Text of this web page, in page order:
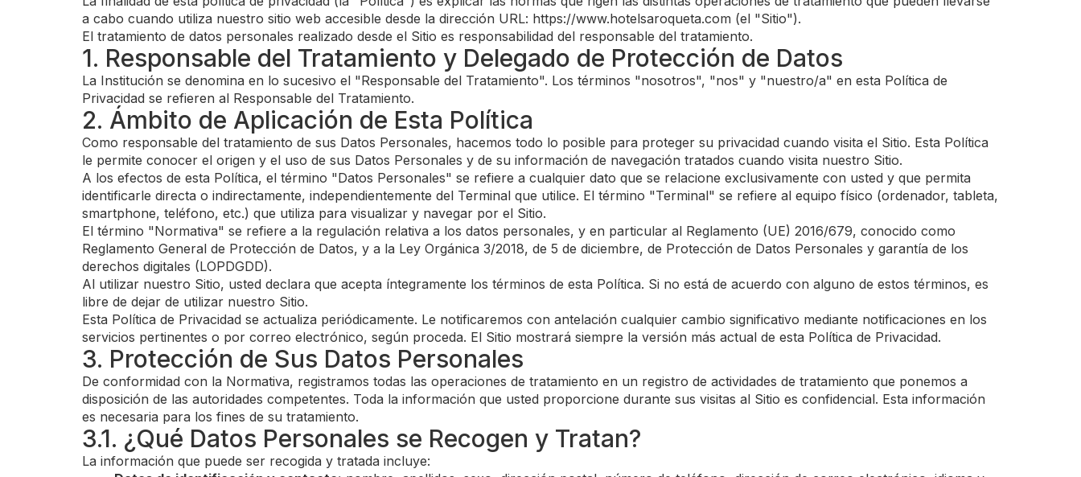
a cabo cuando utiliza nuestro sitio web accesible desde la dirección URL: https://www.hotelsaroqueta.com (el "Sitio").
El tratamiento de datos personales realizado desde el Sitio es responsabilidad del responsable del tratamiento.
1. Responsable del Tratamiento y Delegado de Protección de Datos
La Institución se denomina en lo sucesivo el "Responsable del Tratamiento". Los términos "nosotros", "nos" y "nuestro/a" en esta Política de
Privacidad se refieren al Responsable del Tratamiento.
2. Ámbito de Aplicación de Esta Política
Como responsable del tratamiento de sus Datos Personales, hacemos todo lo posible para proteger su privacidad cuando visita el Sitio. Esta Política
le permite conocer el origen y el uso de sus Datos Personales y de su información de navegación tratados cuando visita nuestro Sitio.
A los efectos de esta Política, el término "Datos Personales" se refiere a cualquier dato que se relacione exclusivamente con usted y que permita
identificarle directa o indirectamente, independientemente del Terminal que utilice. El término "Terminal" se refiere al equipo físico (ordenador, tableta,
smartphone, teléfono, etc.) que utiliza para visualizar y navegar por el Sitio.
El término "Normativa" se refiere a la regulación relativa a los datos personales, y en particular al Reglamento (UE) 2016/679, conocido como
Reglamento General de Protección de Datos, y a la Ley Orgánica 3/2018, de 5 de diciembre, de Protección de Datos Personales y garantía de los
derechos digitales (LOPDGDD).
Al utilizar nuestro Sitio, usted declara que acepta íntegramente los términos de esta Política. Si no está de acuerdo con alguno de estos términos, es
libre de dejar de utilizar nuestro Sitio.
Esta Política de Privacidad se actualiza periódicamente. Le notificaremos con antelación cualquier cambio significativo mediante notificaciones en los
servicios pertinentes o por correo electrónico, según proceda. El Sitio mostrará siempre la versión más actual de esta Política de Privacidad.
3. Protección de Sus Datos Personales
De conformidad con la Normativa, registramos todas las operaciones de tratamiento en un registro de actividades de tratamiento que ponemos a
disposición de las autoridades competentes. Toda la información que usted proporcione durante sus visitas al Sitio es confidencial. Esta información
es necesaria para los fines de su tratamiento.
3.1. ¿Qué Datos Personales se Recogen y Tratan?
La información que puede ser recogida y tratada incluye: